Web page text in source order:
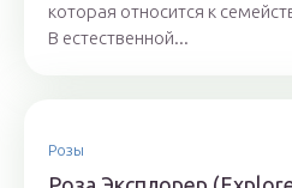
которая относится к
В естественной...
Розы